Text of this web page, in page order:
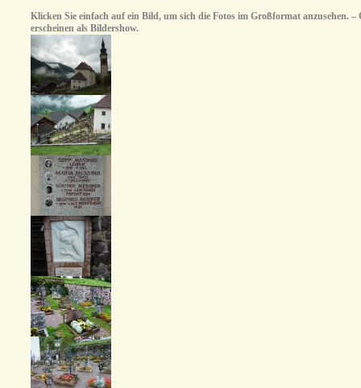
Klicken Sie einfach auf ein Bild, um sich die Fotos im Großformat anzusehen. –
erscheinen als Bildershow.